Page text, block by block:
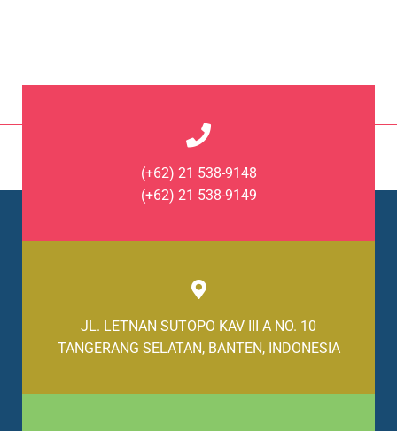
(+62) 21 538-9148
(+62) 21 538-9149
JL. LETNAN SUTOPO KAV III A NO. 10
TANGERANG SELATAN, BANTEN, INDONESIA